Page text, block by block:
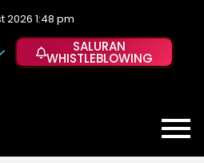
2026 1:48 pm
SALURAN
WHISTLEBLOWING